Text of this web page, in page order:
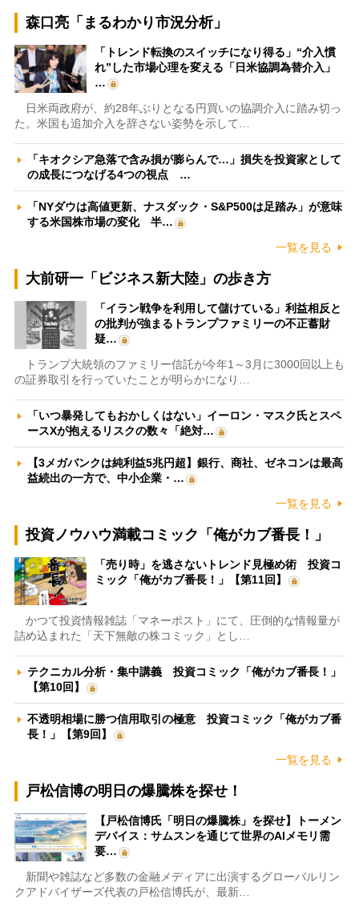
森口亮「まるわかり市況分析」
「トレンド転換のスイッチになり得る」“介入慣
れ”した市場心理を変える「日米協調為替介入」
…
日米両政府が、約28年ぶりとなる円買いの協調介入に踏み切っ
た。米国も追加介入を辞さない姿勢を示して…
「キオクシア急落で含み損が膨らんで…」損失を投資家として
の成長につなげる4つの視点 …
「NYダウは高値更新、ナスダック・S&P500は足踏み」が意味
する米国株市場の変化 半…
一覧を見る
大前研一「ビジネス新大陸」の歩き方
「イラン戦争を利用して儲けている」利益相反と
の批判が強まるトランプファミリーの不正蓄財
疑…
トランプ大統領のファミリー信託が今年1～3月に3000回以上も
の証券取引を行っていたことが明らかになり…
「いつ暴発してもおかしくはない」イーロン・マスク氏とスペ
ースXが抱えるリスクの数々「絶対…
【3メガバンクは純利益5兆円超】銀行、商社、ゼネコンは最高
益続出の一方で、中小企業・…
一覧を見る
投資ノウハウ満載コミック「俺がカブ番長！」
「売り時」を逃さないトレンド見極め術 投資コ
ミック「俺がカブ番長！」【第11回】
かつて投資情報雑誌「マネーポスト」にて、圧倒的な情報量が
詰め込まれた「天下無敵の株コミック」とし…
テクニカル分析・集中講義 投資コミック「俺がカブ番長！」
【第10回】
不透明相場に勝つ信用取引の極意 投資コミック「俺がカブ番
長！」【第9回】
一覧を見る
戸松信博の明日の爆騰株を探せ！
【戸松信博氏「明日の爆騰株」を探せ】トーメン
デバイス：サムスンを通じて世界のAIメモリ需
要…
新聞や雑誌など多数の金融メディアに出演するグローバルリン
クアドバイザーズ代表の戸松信博氏が、最新…